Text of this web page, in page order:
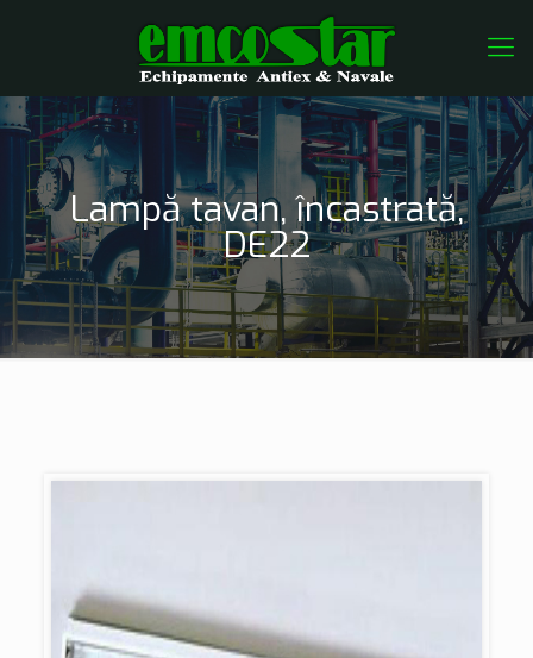
Lampă tavan, încastrată,
DE22